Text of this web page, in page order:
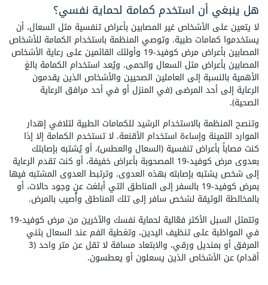
هل ينبغي أن استخدم كمامة لحماية نفسي؟
لا يتعين على الأشخاص غير المصابين بأعراض تنفسية مثل السعال، أن
يستخدموا كمامات طبية. وتوصي المنظمة باستخدام الكمامة للأشخاص
المصابين بأعراض مرض كوفيد-19 وأولئك القائمين على رعاية الأشخاص
المصابين بأعراض مثل السعال والحمى. ويُعد استخدام الكمامة بالغ
الأهمية بالنسبة إلى العاملين الصحيين والأشخاص الذين يقدمون
الرعاية إلى أحد المرضى (في المنزل أو في أحد مرافق الرعاية
الصحية).
وتنصح المنظمة بالاستخدام الرشيد للكمامات الطبية لتلافي إهدار
الموارد الثمينة وإساءة استخدام الأقنعة. لا تستخدم الكمامة إلا إذا
كنت مصاباً بأعراض تنفسية (السعال والعطس)، أو يُشتبه بإصابتك
بعدوى مرض كوفيد-19 المصحوبة بأعراض خفيفة، أو كنت تقدم الرعاية
إلى شخص يشتبه بإصابته بهذه العدوى. وترتبط العدوى المشتبه فيها
بمرض كوفيد-19 بالسفر إلى المناطق التي أبلغت عن وجود حالات، أو
بالمخالطة الوثيقة لشخص سافر إلى تلك المناطق وأُصيب بالمرض.
وتتمثل السبل الأكثر فعّالية لحماية نفسك والآخرين من مرض كوفيد-19
في المواظبة على تنظيف اليدين، وتغطية الفم عند السعال بثني
المرفق أو بمنديل ورقي، والابتعاد مسافة لا تقل عن متر واحد (3
أقدام) عن الأشخاص الذين يسعلون أو يعطسون.